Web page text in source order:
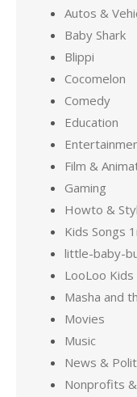
Autos &
Baby Shark
Blippi
Cocomelon
Comedy
Education
Film &
Gaming
Howto &
Kids Songs
little-baby-
LooLoo Kids
Masha and
Movies
Music
News &
Nonprofits